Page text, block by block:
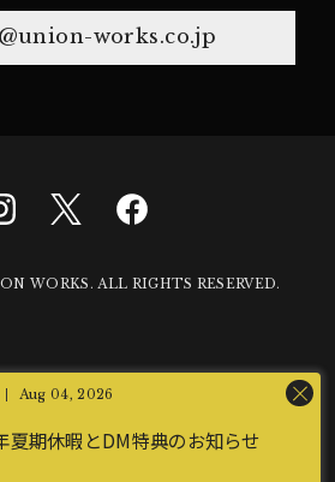
Aug 04, 2026
夏期休暇とDM特典のお知らせ
works.co.jp
WORKS. ALL RIGHTS RESERVED.